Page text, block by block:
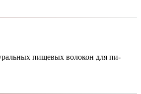
пищевых волокон для пи­